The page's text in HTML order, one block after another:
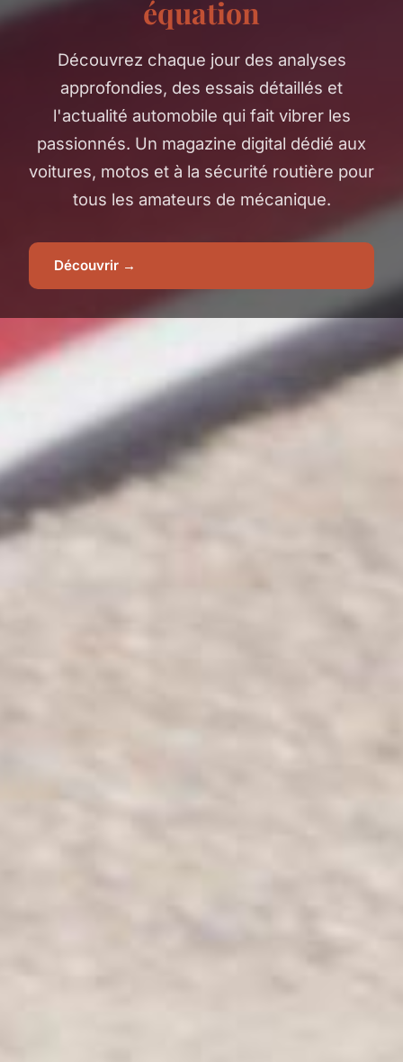
équation
Découvrez chaque jour des analyses
approfondies, des essais détaillés et
l'actualité automobile qui fait vibrer les
passionnés. Un magazine digital dédié aux
voitures, motos et à la sécurité routière pour
tous les amateurs de mécanique.
Découvrir →